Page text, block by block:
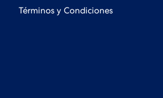
Términos y Condiciones